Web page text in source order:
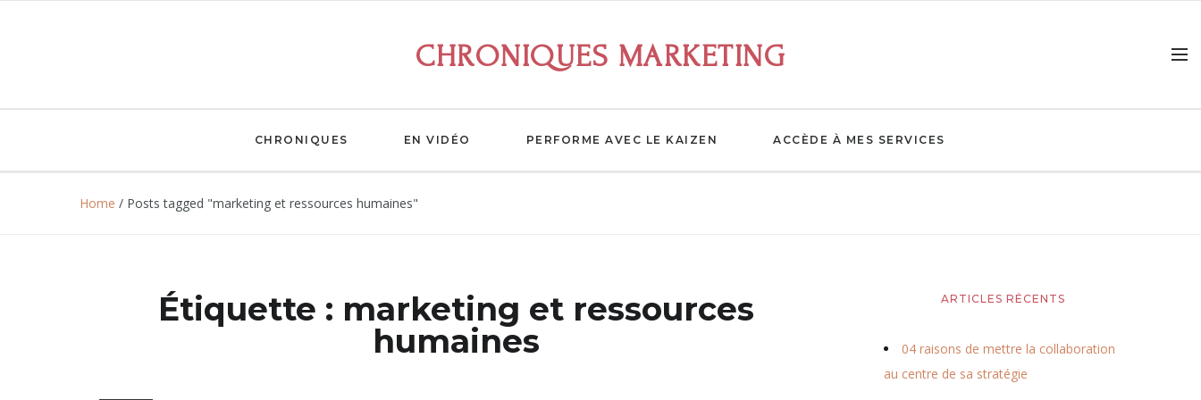
CHRONIQUES MARKETING
CHRONIQUES EN VIDÉO PERFORME AVEC LE KAIZEN ACCÈDE À MES SERVICES
Home / Posts tagged "marketing et ressources humaines"
Étiquette : marketing et ressources
humaines
ARTICLES RÉCENTS
04 raisons de mettre la collaboration
au centre de sa stratégie